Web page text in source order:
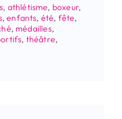
, athlétisme, boxeur,
,enfants, été, fête,
, médailles,
, théâtre,